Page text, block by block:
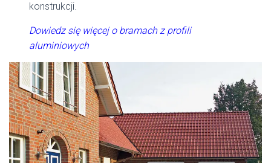
konstrukcji.
Dowiedz się więcej o bramach z profili
aluminiowych